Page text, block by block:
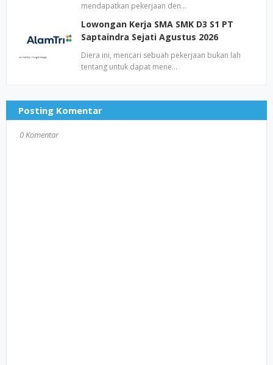
mendapatkan pekerjaan den…
Lowongan Kerja SMA SMK D3 S1 PT
Saptaindra Sejati Agustus 2026
Diera ini, mencari sebuah pekerjaan bukan lah
tentang untuk dapat mene…
Posting Komentar
0 Komentar